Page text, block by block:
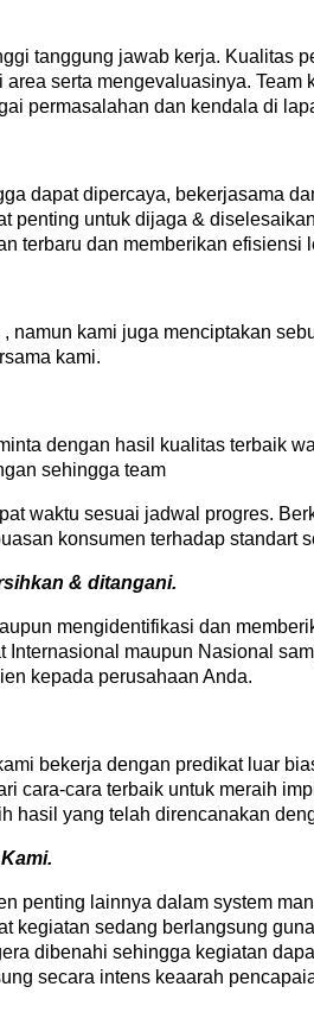
tanggung jawab kerja. Kualitas
serta mengevaluasinya.
permasalahan dan kendala di
dapat dipercaya, bekerjasama
penting untuk dijaga &
terbaru dan memberikan efisiensi
namun kami juga menciptakan
kami.
dengan hasil kualitas terbaik
sehingga team
waktu sesuai jadwal progres.
konsumen terhadap standart
& ditangani.
mengidentifikasi dan
maupun Nasional
kepada perusahaan Anda.
bekerja dengan predikat luar
cara-cara terbaik untuk meraih
hasil yang telah direncanakan
penting lainnya dalam system
sedang berlangsung
dibenahi sehingga kegiatan
secara intens keaarah